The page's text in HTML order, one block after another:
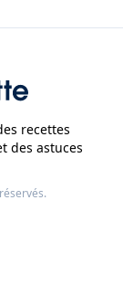
recettes
des astuces